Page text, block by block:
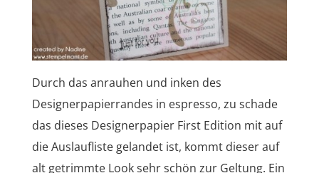
Durch das anrauhen und inken des
Designerpapierrandes in espresso, zu schade
das dieses Designerpapier First Edition mit auf
die Auslaufliste gelandet ist, kommt dieser auf
alt getrimmte Look sehr schön zur Geltung. Ein